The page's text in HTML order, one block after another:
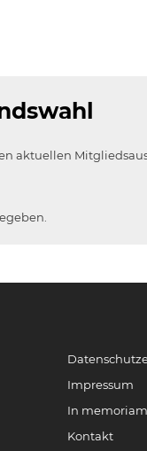
aktuellen
Impressum
In memoriam
Kontakt